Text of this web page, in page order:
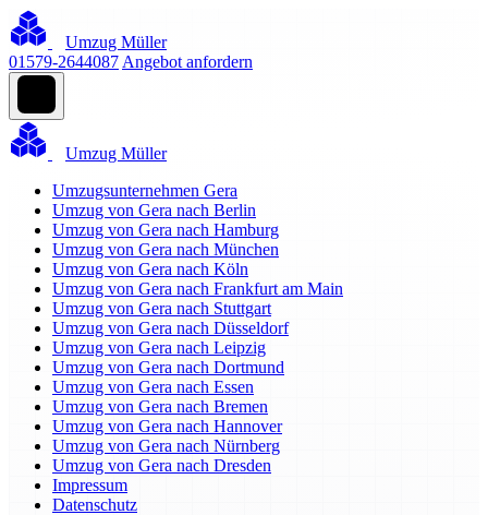
Umzug Müller
01579-2644087 Angebot anfordern
Umzug Müller
Umzugsunternehmen Gera
Umzug von Gera nach Berlin
Umzug von Gera nach Hamburg
Umzug von Gera nach München
Umzug von Gera nach Köln
Umzug von Gera nach Frankfurt am Main
Umzug von Gera nach Stuttgart
Umzug von Gera nach Düsseldorf
Umzug von Gera nach Leipzig
Umzug von Gera nach Dortmund
Umzug von Gera nach Essen
Umzug von Gera nach Bremen
Umzug von Gera nach Hannover
Umzug von Gera nach Nürnberg
Umzug von Gera nach Dresden
Impressum
Datenschutz